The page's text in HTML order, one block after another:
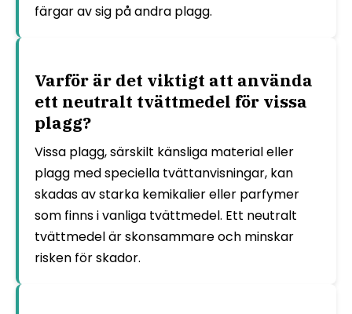
färgar av sig på andra plagg.
Varför är det viktigt att använda
ett neutralt tvättmedel för vissa
plagg?
Vissa plagg, särskilt känsliga material eller
plagg med speciella tvättanvisningar, kan
skadas av starka kemikalier eller parfymer
som finns i vanliga tvättmedel. Ett neutralt
tvättmedel är skonsammare och minskar
risken för skador.